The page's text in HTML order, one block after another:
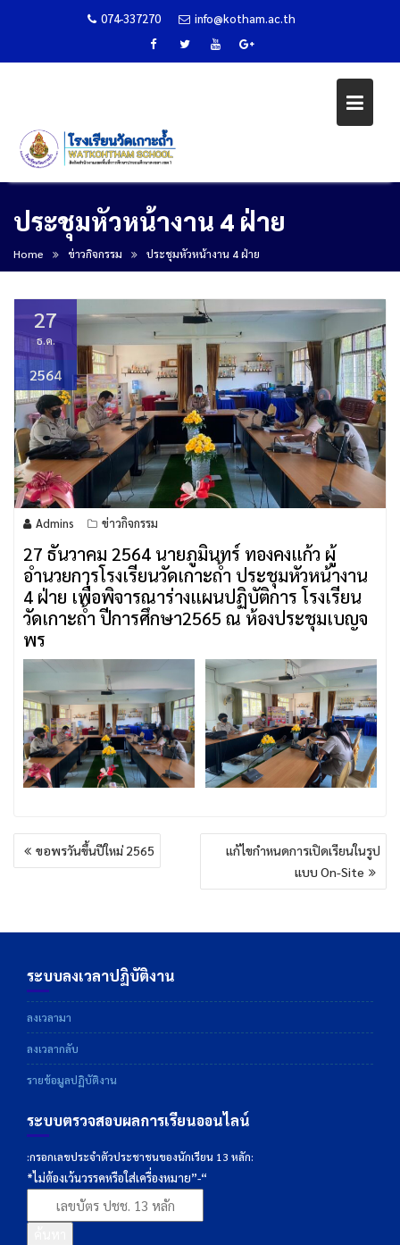
content
074-337270 info@kotham.ac.th
ประชุมหัวหน้างาน 4 ฝ่าย
Home ข่าวกิจกรรม ประชุมหัวหน้างาน 4 ฝ่าย
27
ธ.ค.
2564
Admins ข่าวกิจกรรม
27 ธันวาคม 2564 นายภูมินทร์ ทองคงแก้ว ผู้
อำนวยการโรงเรียนวัดเกาะถ้ำ ประชุมหัวหน้างาน
4 ฝ่าย เพื่อพิจารณาร่างแผนปฏิบัติการ โรงเรียน
วัดเกาะถ้ำ ปีการศึกษา2565 ณ ห้องประชุมเบญจ
พร
แนะแนว
เรื่องขอพรวันขึ้นปีใหม่​ 2565
แก้ไขกำหนดการเปิดเรียนในรูป
แบบ On-Site
ระบบลงเวลาปฏิบัติงาน
ลงเวลามา
ลงเวลากลับ
รายข้อมูลปฏิบัติงาน
ระบบตรวจสอบผลการเรียนออนไลน์
:กรอกเลขประจำตัวประชาชนของนักเรียน 13 หลัก:
*ไม่ต้องเว้นวรรคหรือใส่เครื่องหมาย”-“